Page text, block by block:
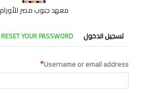
معهد جنوب مصر للأورام
التبويبات
الأساسية
تسجيل الدخول RESET YOUR PASSWORD
Username or email address